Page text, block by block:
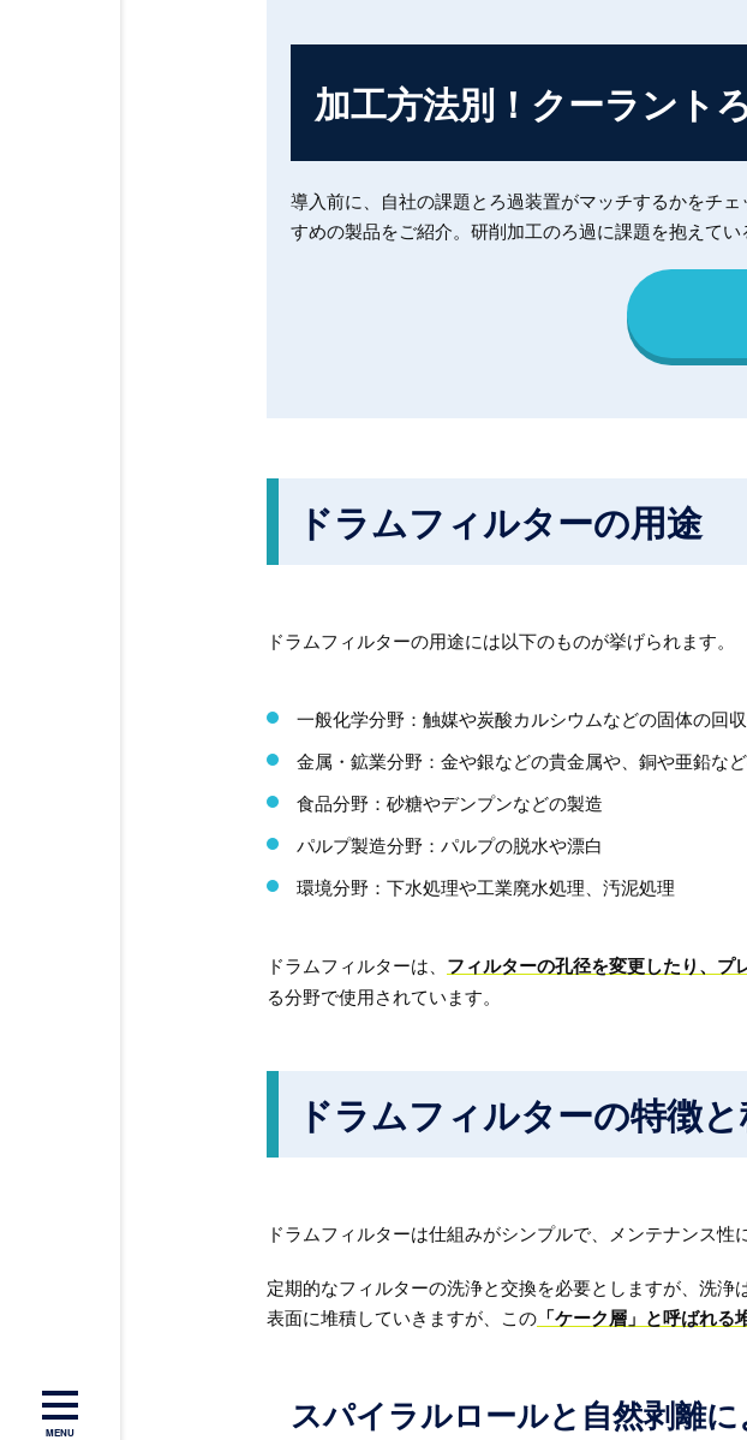
MENU
加工方法別！ クーラント
導入前に、自社の課題とろ過装置がマッチするかをチ
すめの製品をご紹介。研削加工のろ過に課題を抱えてい
ドラムフィルターの用途
ドラムフィルターの用途には以下のものが挙げられます。
一般化学分野：触媒や炭酸カルシウムなどの固体の回
金属・鉱業分野：金や銀などの貴金属や、銅や亜鉛な
食品分野：砂糖やデンプンなどの製造
パルプ製造分野：パルプの脱水や漂白
環境分野：下水処理や工業廃水処理、汚泥処理
ドラムフィルターは、 フィルターの孔径を変更したり、
る分野で使用されています。
ドラムフィルターの特徴
ドラムフィルターは仕組みがシンプルで、メンテナンス
定期的なフィルターの洗浄と交換を必要としますが、洗
表面に堆積していきますが、この 「ケーク層」と呼ばれ
スパイラルロールと自然剥離